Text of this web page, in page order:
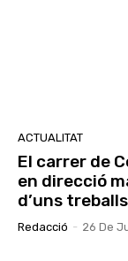
ACTUALITAT
El carrer de
en direcció
d’uns
Redacció - 26 De